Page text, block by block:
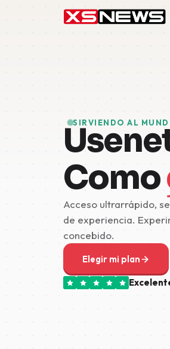
SIRVIENDO AL
Como
Acceso ultrarrápido,
de experiencia.
concebido.
Elegir mi plan